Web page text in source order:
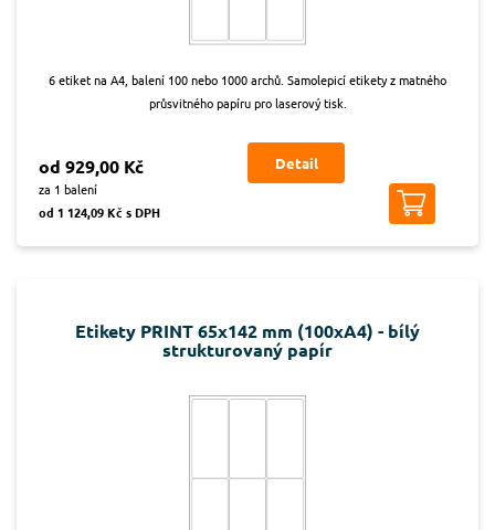
6 etiket na A4, balení 100 nebo 1000 archů. Samolepicí etikety z matného
průsvitného papíru pro laserový tisk.
od 929,00 Kč
za 1 balení
od 1 124,09 Kč s DPH
Detail
Etikety PRINT 65x142 mm (100xA4) - bílý
strukturovaný papír